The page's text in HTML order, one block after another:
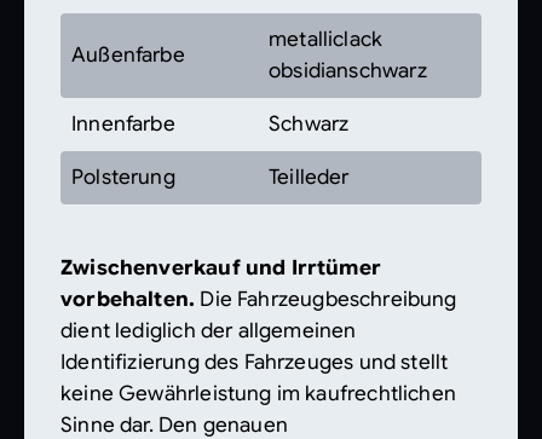
Außenfarbe
metalliclack
obsidianschwarz
Innenfarbe Schwarz
Polsterung Teilleder
Zwischenverkauf und Irrtümer
vorbehalten. Die Fahrzeugbeschreibung
dient lediglich der allgemeinen
Identifizierung des Fahrzeuges und stellt
keine Gewährleistung im kaufrechtlichen
Sinne dar. Den genauen